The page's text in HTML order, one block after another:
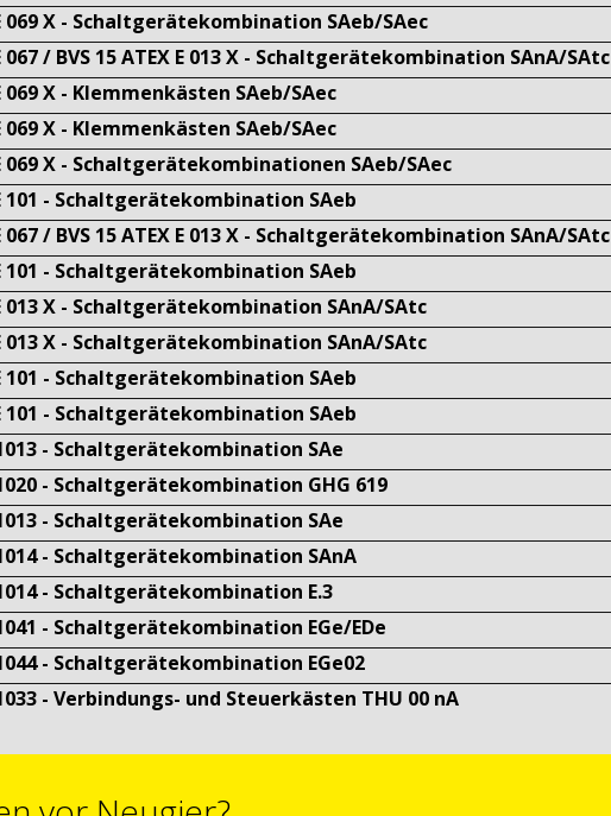
069 X - Schaltgerätekombination SAeb/SAec
067 / BVS 15 ATEX E 013 X - Schaltgerätekombination SAnA/SAtc
069 X - Klemmenkästen SAeb/SAec
069 X - Klemmenkästen SAeb/SAec
069 X - Schaltgerätekombinationen SAeb/SAec
101 - Schaltgerätekombination SAeb
067 / BVS 15 ATEX E 013 X - Schaltgerätekombination SAnA/SAtc
101 - Schaltgerätekombination SAeb
013 X - Schaltgerätekombination SAnA/SAtc
013 X - Schaltgerätekombination SAnA/SAtc
101 - Schaltgerätekombination SAeb
101 - Schaltgerätekombination SAeb
- Schaltgerätekombination SAe
- Schaltgerätekombination GHG 619
- Schaltgerätekombination SAe
- Schaltgerätekombination SAnA
- Schaltgerätekombination E.3
- Schaltgerätekombination EGe/EDe
- Schaltgerätekombination EGe02
- Verbindungs- und Steuerkästen THU 00 nA